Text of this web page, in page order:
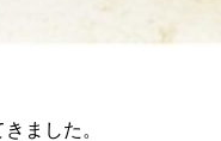
ました。